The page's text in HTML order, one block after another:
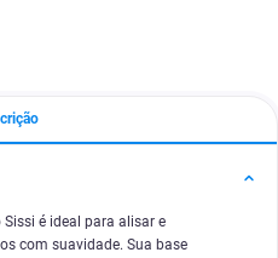
é ideal para alisar e
com suavidade. Sua base